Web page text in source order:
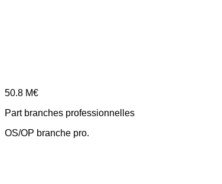
50.8 M€
Part branches professionnelles
OS/OP branche pro.